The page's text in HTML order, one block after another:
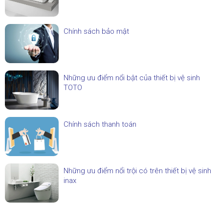
Chính sách bảo mật
Những ưu điểm nổi bật của thiết bị vệ sinh
TOTO
Chính sách thanh toán
Những ưu điểm nổi trội có trên thiết bị vệ sinh
inax